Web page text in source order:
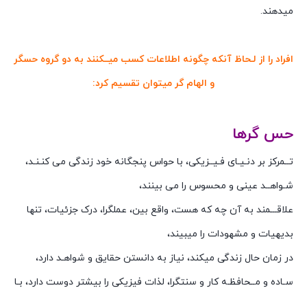
میدهند.
افراد را از لـحاظ آنکه چگونه اطلاعات کسب میــکنند به دو گروه حسگر
و الهام گر میتوان تقسیم کرد:
حس گرها
تــمرکز بر دنـیـای فـیــزیکی، با حواس پنجگانه خود زندگی می کنـنـد،
شـواهــد عینی و محسوس را می بینند،
علاقـــمند به آن چه که هست، واقع بین، عملگرا، درک جزئیات، تنها
بدیهیات و مشهودات را میبیند،
در زمان حال زندگی میکند، نیاز به دانستن حقایق و شواهـد دارد،
سـاده و مــحافظـه کار و سنتگرا، لذات فیزیکی را بیشتر دوست دارد، بـا